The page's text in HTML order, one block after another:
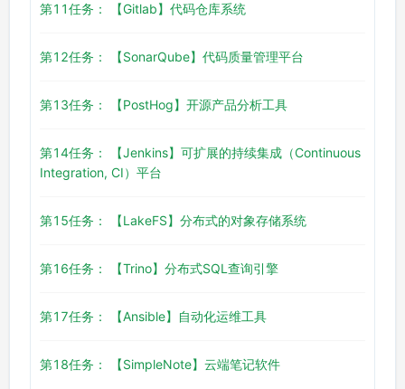
第11任务： 【Gitlab】代码仓库系统
第12任务： 【SonarQube】代码质量管理平台
第13任务： 【PostHog】开源产品分析工具
第14任务： 【Jenkins】可扩展的持续集成（Continuous
Integration, CI）平台
第15任务： 【LakeFS】分布式的对象存储系统
第16任务： 【Trino】分布式SQL查询引擎
第17任务： 【Ansible】自动化运维工具
第18任务： 【SimpleNote】云端笔记软件